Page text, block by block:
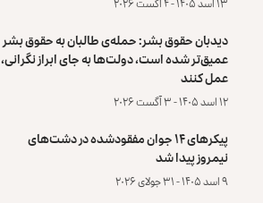
دیدبان حقوق بشر: حمله‌ی طالبان به حقوق بشر
عمیق‌تر شده است، دولت‌ها به جای ابراز نگرانی،
عمل کنند
۱۲ اسد ۱۴۰۵ - ۳ آگست ۲۰۲۶
پیکرهای ۱۴ جوان مفقودشده در دشت‌های
نیمروز پیدا شد
۹ اسد ۱۴۰۵ - ۳۱ جولای ۲۰۲۶